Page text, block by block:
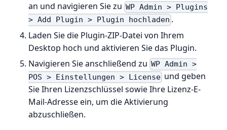
an und navigieren Sie zu WP Admin > Plugins
> Add Plugin > Plugin hochladen .
Laden Sie die Plugin-ZIP-Datei von Ihrem
Desktop hoch und aktivieren Sie das Plugin.
Navigieren Sie anschließend zu WP Admin >
POS > Einstellungen > License und geben
Sie Ihren Lizenzschlüssel sowie Ihre Lizenz-E-
Mail-Adresse ein, um die Aktivierung
abzuschließen.